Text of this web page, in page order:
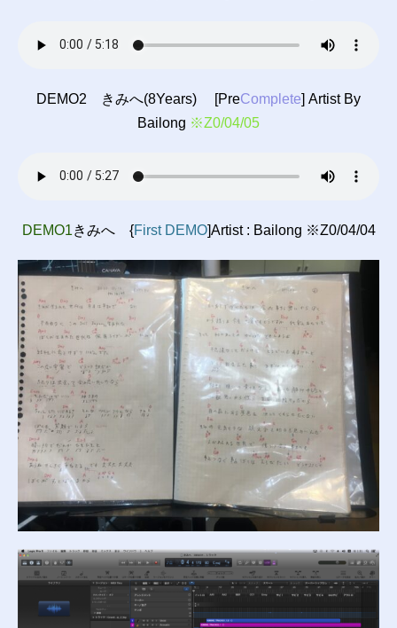
DEMO2 きみへ(8Years) [PreComplete] Artist By
Bailong ※Z0/04/05
DEMO1きみへ {First DEMO]Artist : Bailong ※Z0/04/04